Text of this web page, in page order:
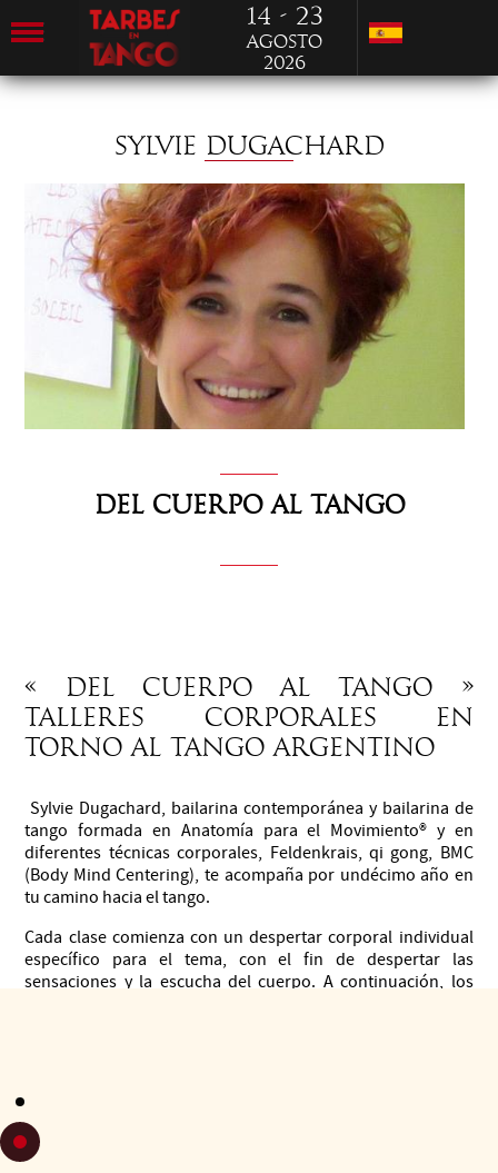
14 - 23
Agosto
2026
SYLVIE DUGACHARD
Del cuerpoal Tango
« Del cuerpo al tango »
Talleres corporales en
torno al tango argentino
Sylvie Dugachard, bailarina contemporánea y bailarina de
tango formada en Anatomía para el Movimiento® y en
diferentes técnicas corporales, Feldenkrais, qi gong, BMC
(Body Mind Centering), te acompaña por undécimo año en
tu camino hacia el tango.
Cada clase comienza con un despertar corporal individual
específico para el tema, con el fin de despertar las
sensaciones y la escucha del cuerpo. A continuación, los
• Conciencia del cuerpo en movimiento para liberar